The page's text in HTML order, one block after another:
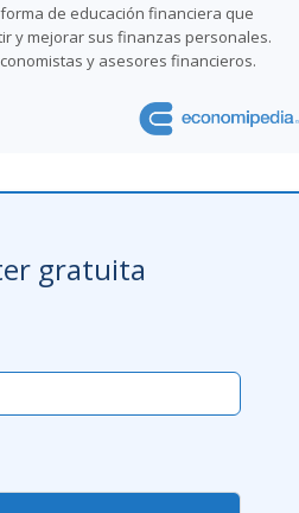
de educación financiera que
y mejorar sus finanzas personales.
y asesores financieros.
gratuita